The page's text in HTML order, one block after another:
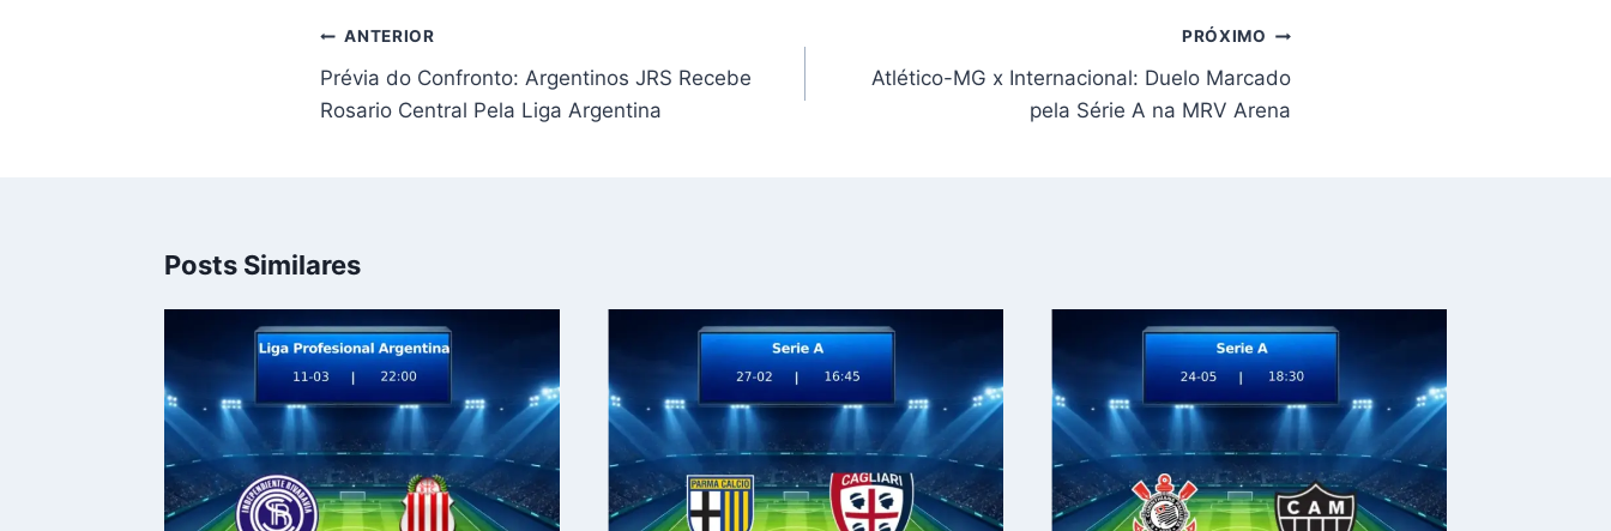
Navegação
de
Post
ANTERIOR
Prévia do Confronto: Argentinos JRS Recebe
Rosario Central Pela Liga Argentina
PRÓXIMO
Atlético-MG x Internacional: Duelo Marcado
pela Série A na MRV Arena
Posts Similares